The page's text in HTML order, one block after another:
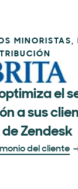
MINORISTAS,
el
a sus
Zendesk
del cliente